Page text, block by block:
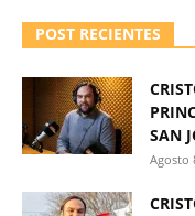
POST RECIENTES
SAN
Agosto